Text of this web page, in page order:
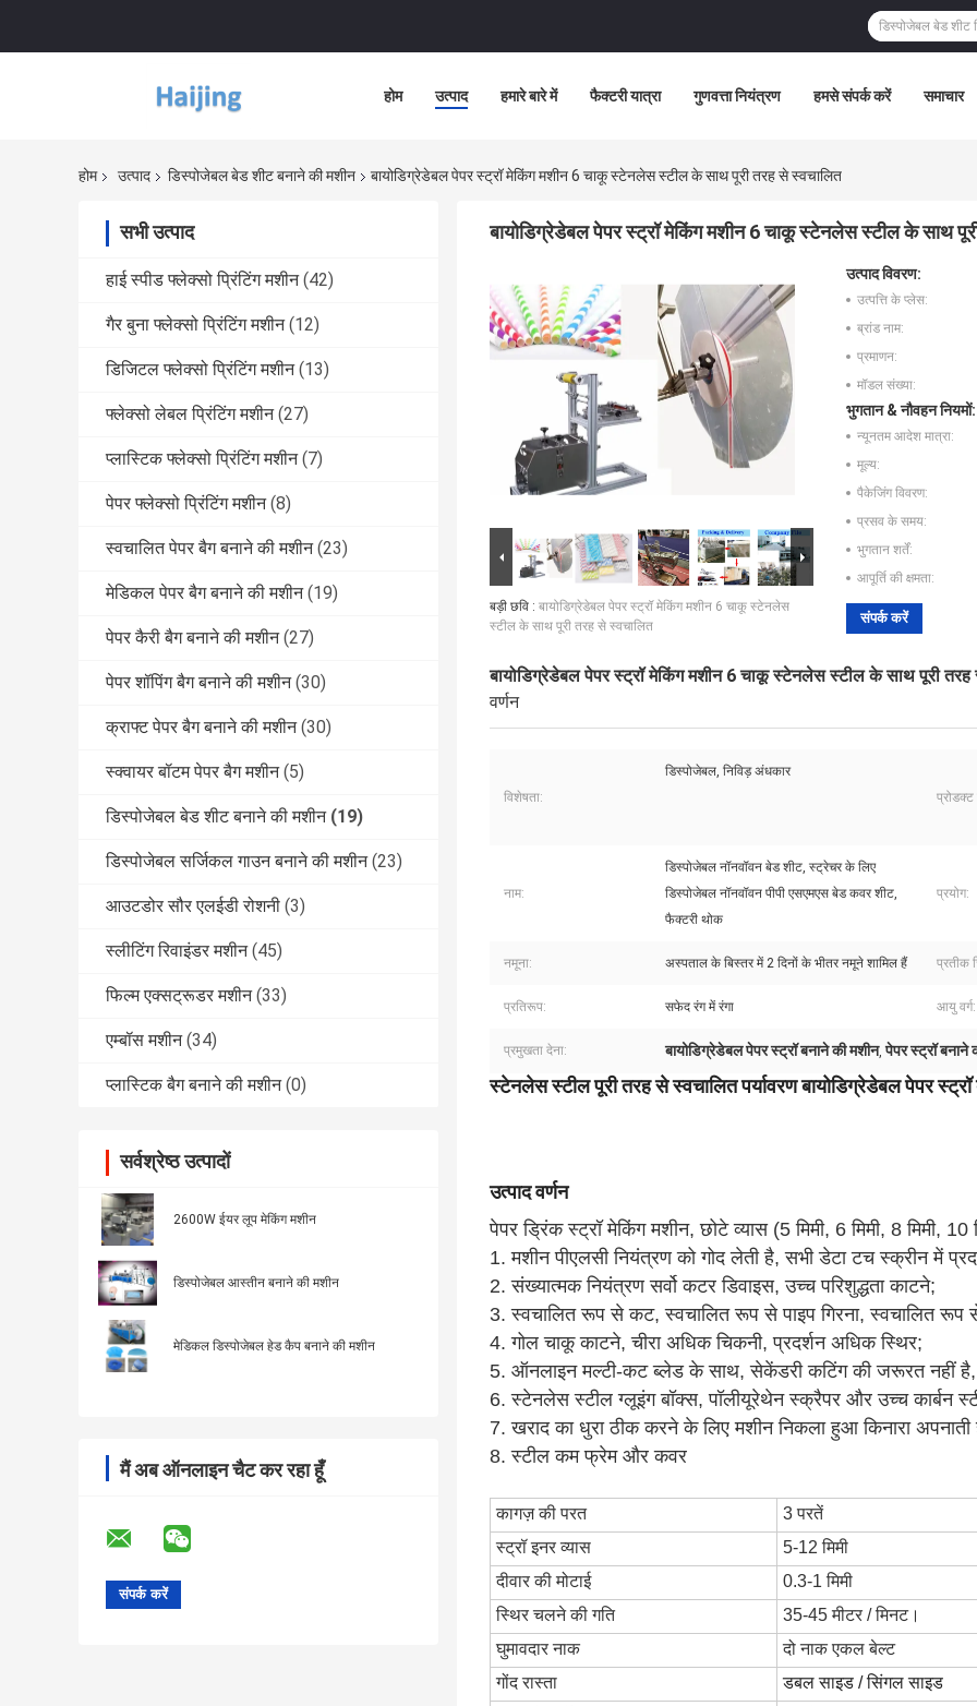
होम उत्पाद हमारे बारे में फैक्टरी यात्रा गुणवत्ता नियंत्रण हमसे संपर्क करें समाचार
होम उत्पाद डिस्पोजेबल बेड शीट बनाने की मशीन बायोडिग्रेडेबल पेपर स्ट्रॉ मेकिंग मशीन 6 चाकू स्टेनलेस स्टील के साथ पूरी तरह से स्वचालित
सभी उत्पाद
हाई स्पीड फ्लेक्सो प्रिंटिंग मशीन (42)
गैर बुना फ्लेक्सो प्रिंटिंग मशीन (12)
डिजिटल फ्लेक्सो प्रिंटिंग मशीन (13)
फ्लेक्सो लेबल प्रिंटिंग मशीन (27)
प्लास्टिक फ्लेक्सो प्रिंटिंग मशीन (7)
पेपर फ्लेक्सो प्रिंटिंग मशीन (8)
स्वचालित पेपर बैग बनाने की मशीन (23)
मेडिकल पेपर बैग बनाने की मशीन (19)
पेपर कैरी बैग बनाने की मशीन (27)
पेपर शॉपिंग बैग बनाने की मशीन (30)
क्राफ्ट पेपर बैग बनाने की मशीन (30)
स्क्वायर बॉटम पेपर बैग मशीन (5)
डिस्पोजेबल बेड शीट बनाने की मशीन (19)
डिस्पोजेबल सर्जिकल गाउन बनाने की मशीन (23)
आउटडोर सौर एलईडी रोशनी (3)
स्लीटिंग रिवाइंडर मशीन (45)
फिल्म एक्सट्रूडर मशीन (33)
एम्बॉस मशीन (34)
प्लास्टिक बैग बनाने की मशीन (0)
सर्वश्रेष्ठ उत्पादों
2600W ईयर लूप मेकिंग मशीन
डिस्पोजेबल आस्तीन बनाने की मशीन
मेडिकल डिस्पोजेबल हेड कैप बनाने की मशीन
मैं अब ऑनलाइन चैट कर रहा हूँ
बायोडिग्रेडेबल पेपर स्ट्रॉ मेकिंग मशीन 6 चाकू स्टेनलेस स्टील के साथ
बड़ी छवि : बायोडिग्रेडेबल पेपर स्ट्रॉ मेकिंग मशीन 6 चाकू स्टेनलेस
स्टील के साथ पूरी तरह से स्वचालित
उत्पाद विवरण:
उत्पत्ति के प्लेस:
ब्रांड नाम:
प्रमाणन:
मॉडल संख्या:
भुगतान & नौवहन नियमों:
न्यूनतम आदेश मात्रा:
मूल्य:
पैकेजिंग विवरण:
प्रसव के समय:
भुगतान शर्तें:
आपूर्ति की क्षमता:
संपर्क करें
बायोडिग्रेडेबल पेपर स्ट्रॉ मेकिंग मशीन 6 चाकू स्टेनलेस स्टील के साथ पूरी तरह
वर्णन
विशेषता:
डिस्पोजेबल, निविड़ अंधकार
प्रोडक्ट
नाम:
डिस्पोजेबल नॉनवॉवन बेड शीट, स्ट्रेचर के लिए
डिस्पोजेबल नॉनवॉवन पीपी एसएमएस बेड कवर शीट,
फैक्टरी थोक
प्रयोग:
नमूना: अस्पताल के बिस्तर में 2 दिनों के भीतर नमूने शामिल हैं प्रतीक
प्रतिरूप: सफेद रंग में रंगा आयु वर्ग:
प्रमुखता देना: बायोडिग्रेडेबल पेपर स्ट्रॉ बनाने की मशीन,पेपर स्ट्रॉ बनाने
स्टेनलेस स्टील पूरी तरह से स्वचालित पर्यावरण बायोडिग्रेडेबल पेपर
उत्पाद वर्णन
पेपर ड्रिंक स्ट्रॉ मेकिंग मशीन, छोटे व्यास (5 मिमी, 6 मिमी, 8 मिमी,
1. मशीन पीएलसी नियंत्रण को गोद लेती है, सभी डेटा टच स्क्रीन में
2. संख्यात्मक नियंत्रण सर्वो कटर डिवाइस, उच्च परिशुद्धता काटने;
3. स्वचालित रूप से कट, स्वचालित रूप से पाइप गिरना, स्वचालित रूप
4. गोल चाकू काटने, चीरा अधिक चिकनी, प्रदर्शन अधिक स्थिर;
5. ऑनलाइन मल्टी-कट ब्लेड के साथ, सेकेंडरी कटिंग की जरूरत नहीं
6. स्टेनलेस स्टील ग्लूइंग बॉक्स, पॉलीयूरेथेन स्क्रैपर और उच्च कार्बन
7. खराद का धुरा ठीक करने के लिए मशीन निकला हुआ किनारा
8. स्टील कम फ्रेम और कवर
कागज़ की परत
3 परतें
स्ट्रॉ इनर व्यास
5-12 मिमी
दीवार की मोटाई
0.3-1 मिमी
स्थिर चलने की गति
35-45 मीटर / मिनट।
घुमावदार नाक
दो नाक एकल बेल्ट
गोंद रास्ता
डबल साइड / सिंगल साइड